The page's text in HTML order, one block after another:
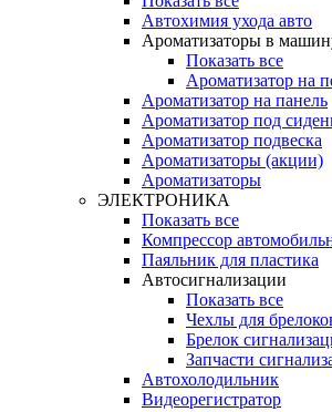
Автохимия ухода авто
Ароматизаторы в
Показать все
Ароматизатор на
Ароматизатор на панель
Ароматизатор под
Ароматизатор подвеска
Ароматизаторы (акции)
Ароматизаторы
ЭЛЕКТРОНИКА
Показать все
Компрессор
Паяльник для пластика
Автосигнализации
Показать все
Чехлы для
Брелок
Запчасти
Автохолодильник
Видеорегистратор